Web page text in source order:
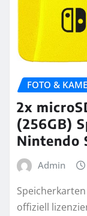
FOTO &
2x
(256GB)
Nintendo
Admin
offiziell